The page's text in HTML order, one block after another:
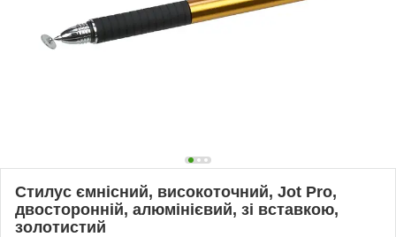
Стилус ємнісний, високоточний, Jot Pro,
двосторонній, алюмінієвий, зі вставкою,
золотистий